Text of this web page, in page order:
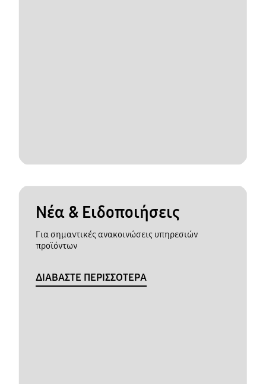
Νέα & Ειδοποιήσεις
Για σημαντικές ανακοινώσεις υπηρεσιών
προϊόντων
ΔΙΑΒΑΣΤΕ ΠΕΡΙΣΣΟΤΕΡΑ